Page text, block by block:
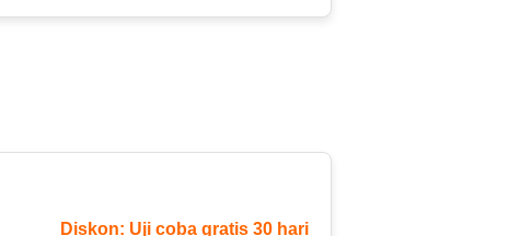
Diskon: Uji coba gratis 30 hari